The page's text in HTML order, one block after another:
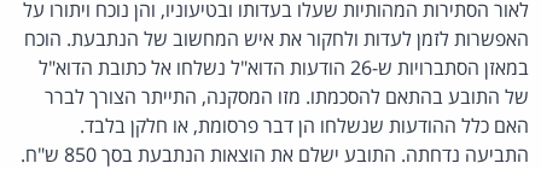
לאור הסתירות המהותיות שעלו בעדותו ובטיעוניו, והן נוכח ויתורו על
האפשרות לזמן לעדות ולחקור את איש המחשוב של הנתבעת. הוכח
במאזן הסתברויות ש-26 הודעות הדוא"ל נשלחו אל כתובת הדוא"ל
של התובע בהתאם להסכמתו. מזו המסקנה, התייתר הצורך לברר
האם כלל ההודעות שנשלחו הן דבר פרסומת, או חלקן בלבד.
התביעה נדחתה. התובע ישלם את הוצאות הנתבעת בסך 850 ש"ח.